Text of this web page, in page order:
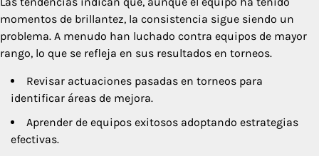
momentos de brillantez, la consistencia sigue siendo un
problema. A menudo han luchado contra equipos de mayor
rango, lo que se refleja en sus resultados en torneos.
Revisar actuaciones pasadas en torneos para
identificar áreas de mejora.
Aprender de equipos exitosos adoptando estrategias
efectivas.